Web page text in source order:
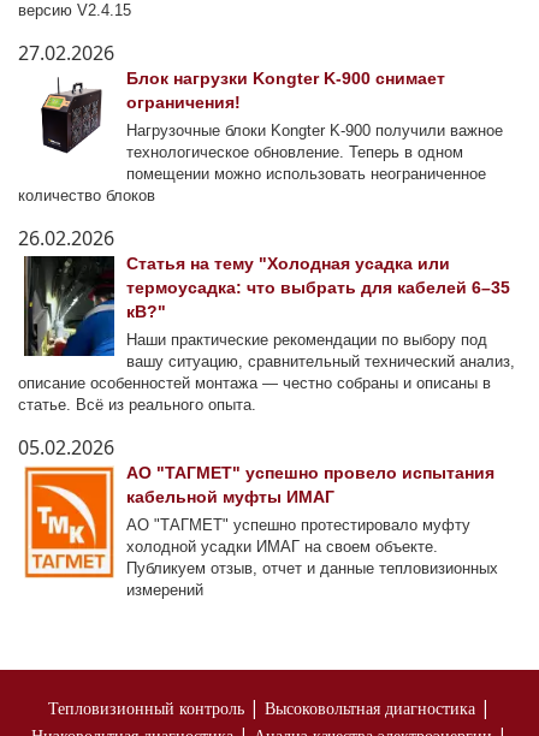
версию V2.4.15
27.02.2026
Блок нагрузки Kongter K-900 снимает
ограничения!
Нагрузочные блоки Kongter K-900 получили важное
технологическое обновление. Теперь в одном
помещении можно использовать неограниченное
количество блоков
26.02.2026
Статья на тему "Холодная усадка или
термоусадка: что выбрать для кабелей 6–35
кВ?"
Наши практические рекомендации по выбору под
вашу ситуацию, сравнительный технический анализ,
описание особенностей монтажа — честно собраны и описаны в
статье. Всё из реального опыта.
05.02.2026
АО "ТАГМЕТ" успешно провело испытания
кабельной муфты ИМАГ
АО "ТАГМЕТ" успешно протестировало муфту
холодной усадки ИМАГ на своем объекте.
Публикуем отзыв, отчет и данные тепловизионных
измерений
Тепловизионный контроль | Высоковольтная диагностика |